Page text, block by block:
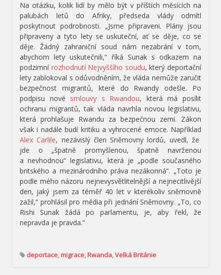
Na otázku, kolik lidí by mělo být v příštích měsících na
palubách letů do Afriky, předseda vlády odmítl
poskytnout podrobnosti. „Jsme připraveni. Plány jsou
připraveny a tyto lety se uskuteční, ať se děje, co se
děje. Žádný zahraniční soud nám nezabrání v tom,
abychom lety uskutečnili,“ říká Sunak s odkazem na
podzimní rozhodnutí Nejvyššího soudu, který deportační
lety zablokoval s odůvodněním, že vláda nemůže zaručit
bezpečnost migrantů, které do Rwandy odešle. Po
podpisu nové smlouvy s Rwandou, která má posílit
ochranu migrantů, tak vláda navrhla novou legislativu,
která prohlašuje Rwandu za bezpečnou zemi. Zákon
však i nadále budí kritiku a vyhrocené emoce. Například
Alex Carlile, nezávislý člen Sněmovny lordů, uvedl, že
jde o „špatně promyšlenou, špatně navrženou
a nevhodnou“ legislativu, která je „podle současného
britského a mezinárodního práva nezákonná“. „Toto je
podle mého názoru nejnevysvětlitelnější a nejnecitlivější
den, jaký jsem za téměř 40 let v kterékoliv sněmovně
zažil,“ prohlásil pro média při jednání Sněmovny. „To, co
Rishi Sunak žádá po parlamentu, je, aby řekl, že
nepravda je pravda.“
deportace,migrace,Rwanda,Velká Británie